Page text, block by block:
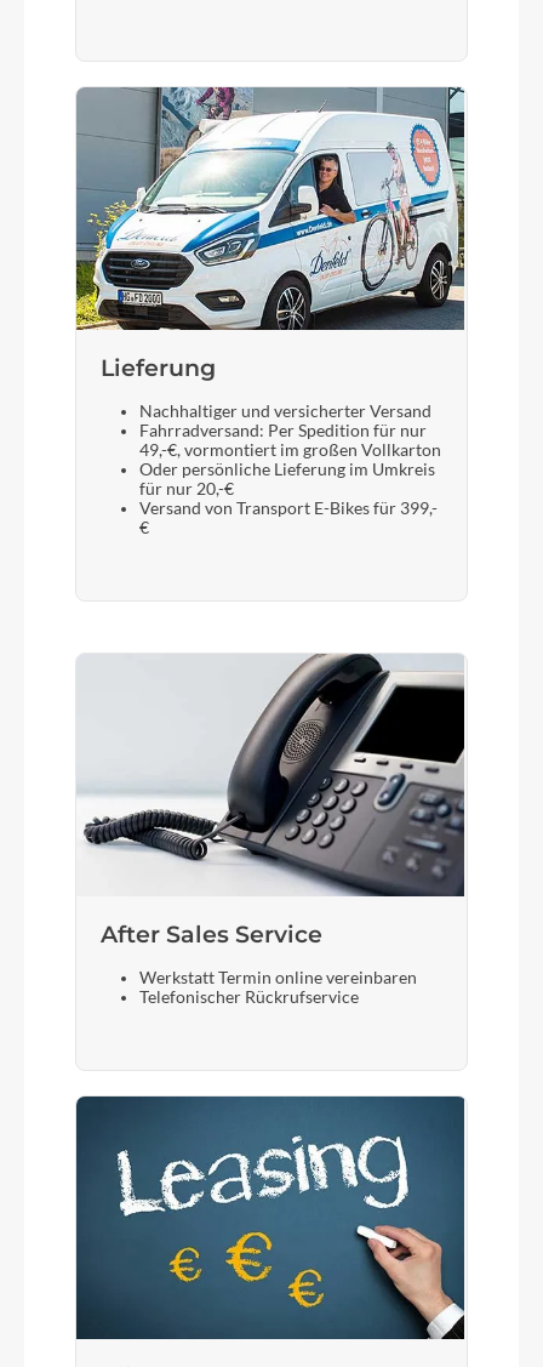
Lieferung
Nachhaltiger und versicherter Versand
Fahrradversand: Per Spedition für nur
49,-€, vormontiert im großen Vollkarton
Oder persönliche Lieferung im Umkreis
für nur 20,-€
Versand von Transport E-Bikes für 399,-
€
After Sales Service
Werkstatt Termin online vereinbaren
Telefonischer Rückrufservice